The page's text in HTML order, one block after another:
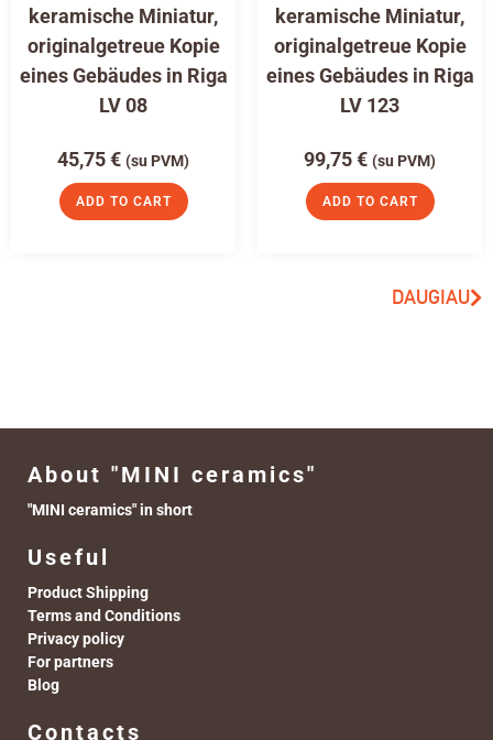
keramische Miniatur,
originalgetreue Kopie
eines Gebäudes in Riga
LV 08
45,75€ (su PVM)
ADD TO CART
keramische Miniatur,
originalgetreue Kopie
eines Gebäudes in Riga
LV 123
99,75€ (su PVM)
ADD TO CART
DAUGIAU
About "MINI ceramics"
"MINI ceramics" in short
Useful
Product Shipping
Terms and Conditions
Privacy policy
For partners
Blog
Contacts